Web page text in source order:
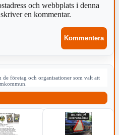
och webbplats i denna
en kommentar.
företag och organisationer som valt att